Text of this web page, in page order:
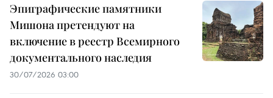
Эпиграфические памятники
Мишона претендуют на
включение в реестр Всемирного
документального наследия
30/07/2026 03:00